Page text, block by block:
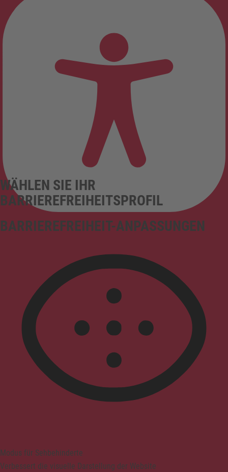
BARRIEREFREIHEIT-ANPASSUNGEN
WÄHLEN SIE IHR
BARRIEREFREIHEITSPROFIL
Modus für Sehbehinderte
Verbessert die visuelle Darstellung der Website